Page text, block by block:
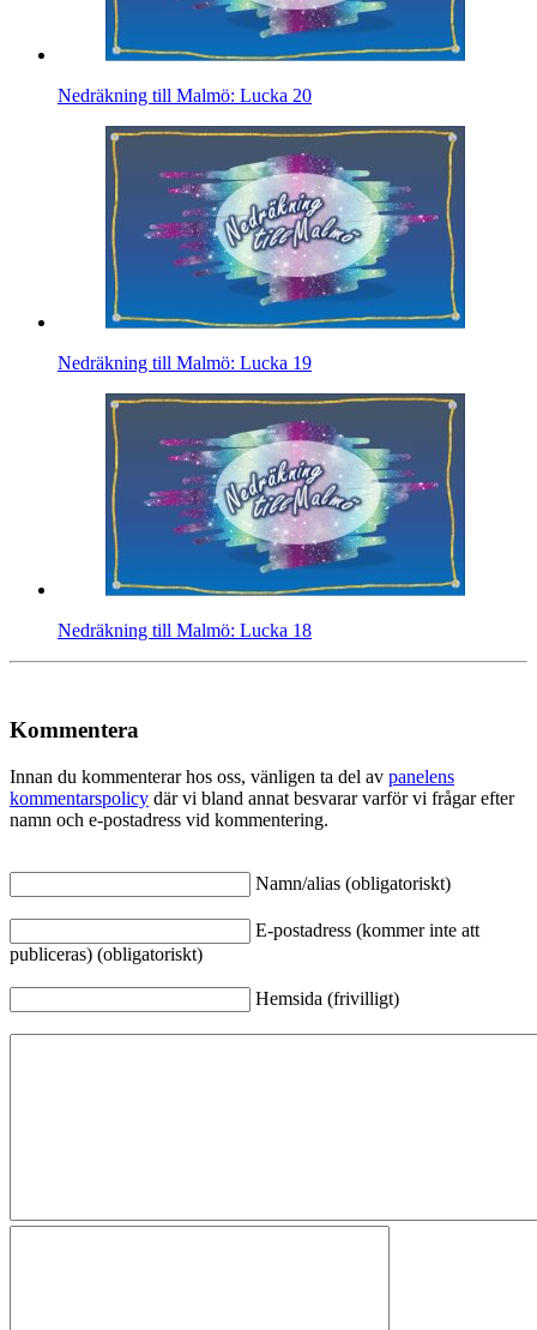
Nedräkning till Malmö: Lucka 20
Nedräkning till Malmö: Lucka 19
Nedräkning till Malmö: Lucka 18
Kommentera
Innan du kommenterar hos oss, vänligen ta del av panelens
kommentarspolicy där vi bland annat besvarar varför vi frågar efter
namn och e-postadress vid kommentering.
Namn/alias (obligatoriskt)
E-postadress (kommer inte att
publiceras) (obligatoriskt)
Hemsida (frivilligt)